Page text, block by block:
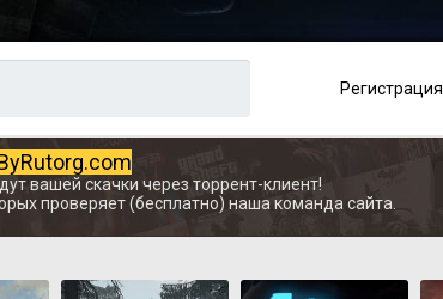
Регистрация
вашей скачки через торрент-клиент!
проверяет (бесплатно) наша команда сайта.